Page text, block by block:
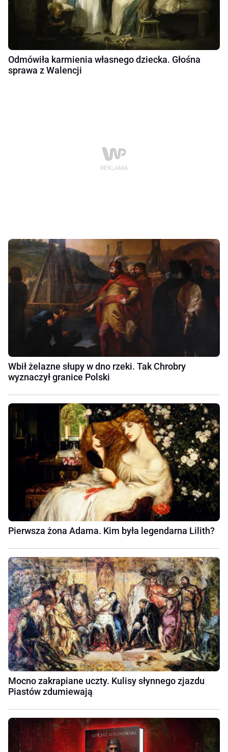
Odmówiła karmienia własnego dziecka. Głośna
sprawa z Walencji
Wbił żelazne słupy w dno rzeki. Tak Chrobry
wyznaczył granice Polski
Pierwsza żona Adama. Kim była legendarna Lilith?
Mocno zakrapiane uczty. Kulisy słynnego zjazdu
Piastów zdumiewają